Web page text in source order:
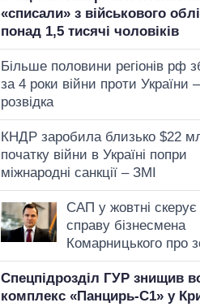
«списали» з військового
понад 1,5 тисячі чоловіків
Більше половини регіонів рф
за 4 роки війни проти України –
розвідка
КНДР заробила близько $22
початку війни в Україні попри
міжнародні санкції – ЗМІ
САП у жовтні
справу бізнесмена
Комарницького про
Спецпідрозділ ГУР знищив
комплекс «Панцирь-С1» у